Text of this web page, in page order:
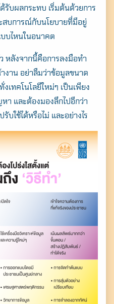
บผลกระทบ เริ่มต้นด้วยการ
สบการณ์กับนโยบายที่มีอยู่
บไหนในอนาคต
หลังจากนี้คือการลงมือทำ
างาน อย่าลืมว่าข้อมูลขนาด
เทคโนโลยีใหม่ๆ เป็นเพียง
า และต้องมองลึกไปอีกว่า
บใช้ได้หรือไม่ และอย่างไร